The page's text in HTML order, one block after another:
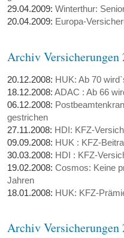
29.04.2009:Winterthur:
20.04.2009: Europa-
Archiv Versicherungen
20.12.2008: HUK: Ab 70
18.12.2008:ADAC : Ab 66
06.12.2008:
gestrichen
27.11.2008: HDI: KFZ-
09.09.2008: HUK : KFZ-
30.03.2008: HDI : KFZ-
19.02.2008:Cosmos: Keine
Jahren
18.01.2008: HUK: KFZ-
Archiv Versicherungen